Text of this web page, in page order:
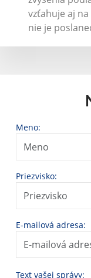
vzťahuje aj
nie je
Meno:
Priezvisko:
E-mailová adresa:
Text vašej správy: